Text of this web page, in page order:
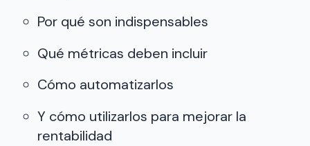
Por qué son indispensables
Qué métricas deben incluir
Cómo automatizarlos
Y cómo utilizarlos para mejorar la
rentabilidad